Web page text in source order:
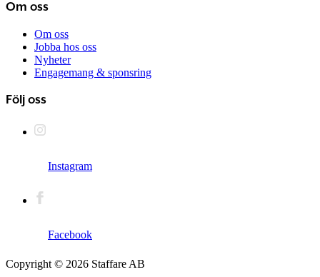
Om oss
Om oss
Jobba hos oss
Nyheter
Engagemang & sponsring
Följ oss
Instagram
Facebook
Copyright © 2026 Staffare AB